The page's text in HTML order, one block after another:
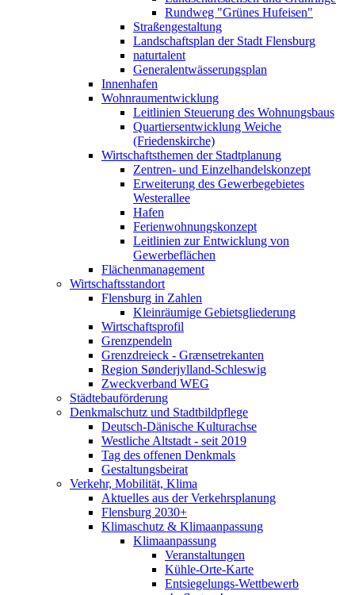
Rundweg "Grünes Hufeisen"
Straßengestaltung
Landschaftsplan der Stadt Flensburg
naturtalent
Generalentwässerungsplan
Innenhafen
Wohnraumentwicklung
Leitlinien Steuerung des Wohnungsbaus
Quartiersentwicklung Weiche
(Friedenskirche)
Wirtschaftsthemen der Stadtplanung
Zentren- und Einzelhandelskonzept
Erweiterung des Gewerbegebietes
Westerallee
Hafen
Ferienwohnungskonzept
Leitlinien zur Entwicklung von
Gewerbeflächen
Flächenmanagement
Wirtschaftsstandort
Flensburg in Zahlen
Kleinräumige Gebietsgliederung
Wirtschaftsprofil
Grenzpendeln
Grenzdreieck - Grænsetrekanten
Region Sønderjylland-Schleswig
Zweckverband WEG
Städtebauförderung
Denkmalschutz und Stadtbildpflege
Deutsch-Dänische Kulturachse
Westliche Altstadt - seit 2019
Tag des offenen Denkmals
Gestaltungsbeirat
Verkehr, Mobilität, Klima
Aktuelles aus der Verkehrsplanung
Flensburg 2030+
Klimaschutz & Klimaanpassung
Klimaanpassung
Veranstaltungen
Kühle-Orte-Karte
Entsiegelungs-Wettbewerb